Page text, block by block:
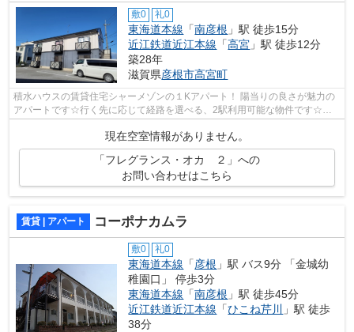
敷0 礼0
東海道本線 「南彦根 」駅 徒歩15分
近江鉄道近江本線 「高宮 」駅 徒歩12分
築28年
滋賀県彦根市高宮町
積水ハウスの賃貸住宅シャーメゾンの１Kアパート！ 陽当りの良さが魅力の
アパートです☆行く先に応じて経路を選べる、2駅利用可能な物件です☆こ
現在空室情報がありません。
「フレグランス・オカ ２」への
お問い合わせはこちら
賃貸 | アパート コーポナカムラ
敷0 礼0
東海道本線 「彦根 」駅 バス9分 「金城幼
稚園口」 停歩3分
東海道本線 「南彦根 」駅 徒歩45分
近江鉄道近江本線 「ひこね芹川
」駅 徒歩
38分